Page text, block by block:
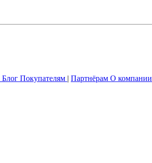
Блог Покупателям | Партнёрам О компании